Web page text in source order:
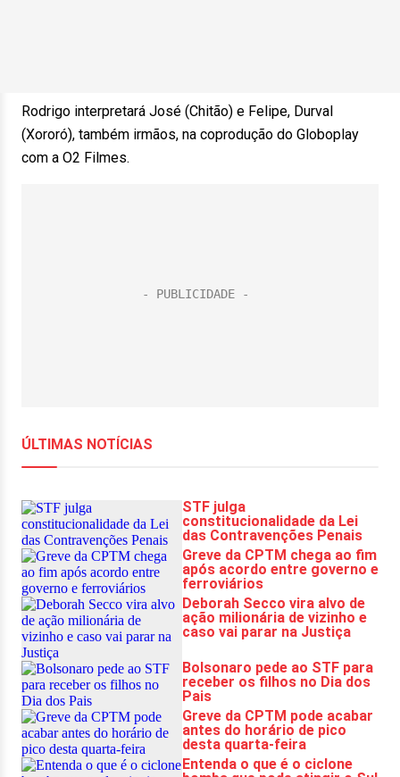
Rodrigo interpretará José (Chitão) e Felipe, Durval
(Xororó), também irmãos, na coprodução do Globoplay
com a O2 Filmes.